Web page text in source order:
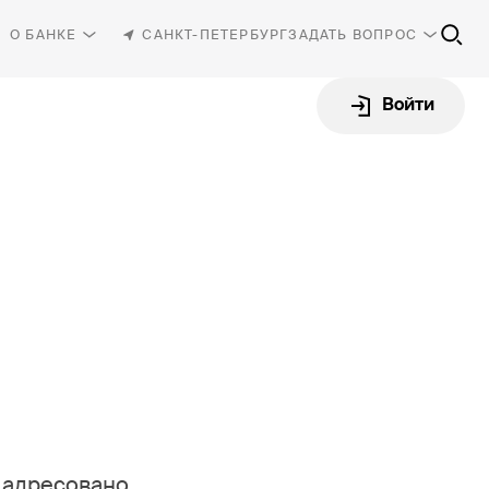
О БАНКЕ САНКТ-ПЕТЕРБУРГЗАДАТЬ ВОПРОС
Войти